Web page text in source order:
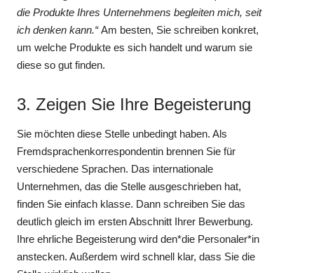
die Produkte Ihres Unternehmens begleiten mich, seit
ich denken kann.“Am besten, Sie schreiben konkret,
um welche Produkte es sich handelt und warum sie
diese so gut finden.
3. Zeigen Sie Ihre Begeisterung
Sie möchten diese Stelle unbedingt haben. Als
Fremdsprachenkorrespondentin brennen Sie für
verschiedene Sprachen. Das internationale
Unternehmen, das die Stelle ausgeschrieben hat,
finden Sie einfach klasse. Dann schreiben Sie das
deutlich gleich im ersten Abschnitt Ihrer Bewerbung.
Ihre ehrliche Begeisterung wird den*die Personaler*in
anstecken. Außerdem wird schnell klar, dass Sie die